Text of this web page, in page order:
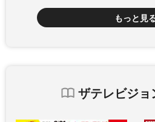
もっと見
ザテレビジ